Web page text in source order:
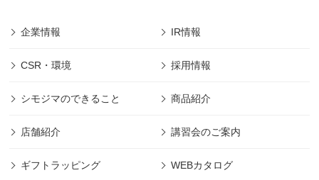
企業情報 IR情報
CSR・環境 採用情報
シモジマのできること 商品紹介
店舗紹介 講習会のご案内
ギフトラッピング WEBカタログ